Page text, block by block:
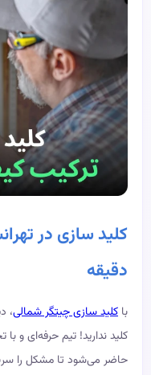
دقیقه
با کلید سازی چیتگر شمالی،
حاضر می‌شود تا مشکل را